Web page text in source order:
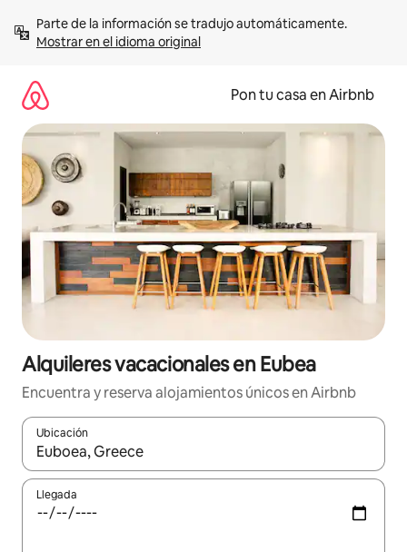
contenidoMostrar en el idioma original
Pon tu casa en Airbnb
Alquileres vacacionales en Eubea
Encuentra y reserva alojamientos únicos en Airbnb
Ubicación
Cuando los resultados estén disponibles, navega con las
Llegada